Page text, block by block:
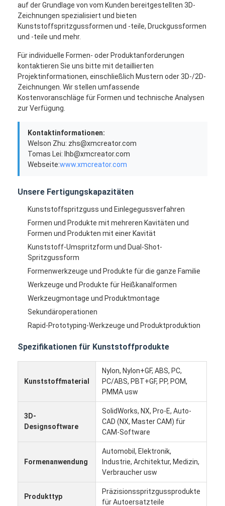
Haus
Produkte
Videos
Über uns
Fabrik-Ausflug
Wir Reden Jetzt.
Spritzen-Dienstleistungen
Doppelschuss-Spritzen
auf der Grundlage von vom Kunden bereitgestellten 3D-
Zeichnungen spezialisiert und bieten
Kunststoffspritzgussformen und -teile, Druckgussformen
und -teile und mehr.
Für individuelle Formen- oder Produktanforderungen
kontaktieren Sie uns bitte mit detaillierten
Projektinformationen, einschließlich Mustern oder 3D-/2D-
Zeichnungen. Wir stellen umfassende
Kostenvoranschläge für Formen und technische Analysen
zur Verfügung.
Kontaktinformationen:
Welson Zhu: zhs@xmcreator.com
Tomas Lei: lhb@xmcreator.com
Webseite:www.xmcreator.com
Unsere Fertigungskapazitäten
Kunststoffspritzguss und Einlegegussverfahren
Formen und Produkte mit mehreren Kavitäten und
Formen und Produkten mit einer Kavität
Kunststoff-Umspritzform und Dual-Shot-
Spritzgussform
Formenwerkzeuge und Produkte für die ganze Familie
Werkzeuge und Produkte für Heißkanalformen
Werkzeugmontage und Produktmontage
Sekundäroperationen
Rapid-Prototyping-Werkzeuge und Produktproduktion
Spezifikationen für Kunststoffprodukte
Kunststoffmaterial
Nylon, Nylon+GF, ABS, PC,
PC/ABS, PBT+GF, PP, POM,
PMMA usw
3D-
Designsoftware
SolidWorks, NX, Pro-E, Auto-
CAD (NX, Master CAM) für
CAM-Software
Formenanwendung
Automobil, Elektronik,
Industrie, Architektur, Medizin,
Verbraucher usw
Produkttyp
Präzisionsspritzgussprodukte
für Autoersatzteile